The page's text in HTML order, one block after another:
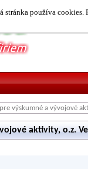
stránka používa
výskumné a vývojové
aktivity, o.z.